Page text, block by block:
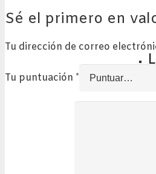
Sé el primero en
Tu dirección de correo
Tu puntuación *